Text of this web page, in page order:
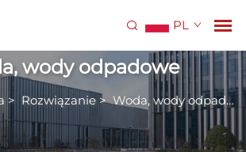
PL
wody odpadowe
> Rozwiązanie >Woda, wody odpadowe